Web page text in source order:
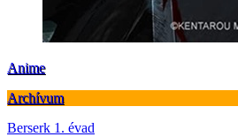
Anime
Archívum
Berserk 1. évad